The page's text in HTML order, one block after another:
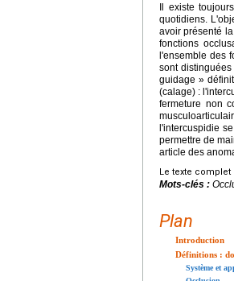
Il existe
quotidiens.
avoir présenté
fonctions
l'ensemble des
sont
guidage »
(calage) :
fermeture non
l'intercuspidie
permettre de
article des
Le texte complet
Mots-clés :
Plan
Introduction
Définitions :
Système et